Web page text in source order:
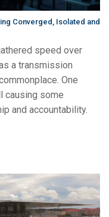
Converged, Isolated and
speed over
a transmission
One
causing some
and accountability.